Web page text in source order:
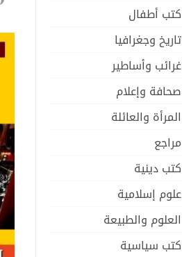
كتب أطفال
تاريخ وجغرافيا
غرائب وأساطير
صحافة وإعلام
المرأة والعائلة
مراجع
كتب دينية
علوم إسلامية
العلوم والطبيعة
كتب سياسية